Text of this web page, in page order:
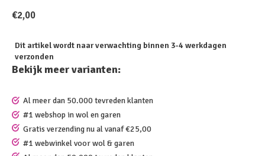
€2,00
Dit artikel wordt naar verwachting binnen 3-4 werkdagen
verzonden
Bekijk meer varianten:
Al meer dan 50.000 tevreden klanten
#1 webshop in wol en garen
Gratis verzending nu al vanaf €25,00
#1 webwinkel voor wol & garen